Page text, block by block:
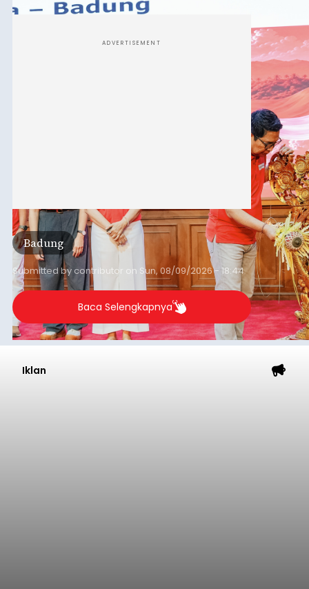
Pejuang Dialisis yang digelar RSD Mangusada di
ADVERTISEMENT
Badung
Submitted by contributor on Sun, 08/09/2026 - 18:44
Baca Selengkapnya
Iklan